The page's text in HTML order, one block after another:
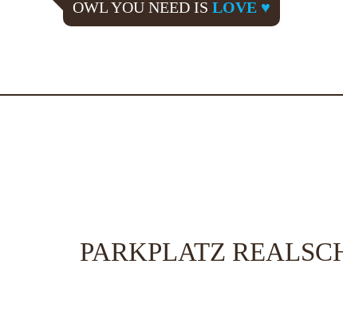
OWL YOU NEED IS LOVE ♥
PARKPLATZ